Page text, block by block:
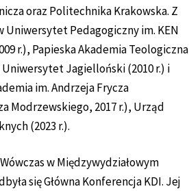
oraz Politechnika Krakowska. Z
Uniwersytet Pedagogiczny im. KEN
r.), Papieska Akademia Teologiczna
Jagielloński (2010 r.) i
im. Andrzeja Frycza
Modrzewskiego, 2017 r.), Urząd
(2023 r.).
w Międzywydziałowym
się Główna Konferencja KDI. Jej